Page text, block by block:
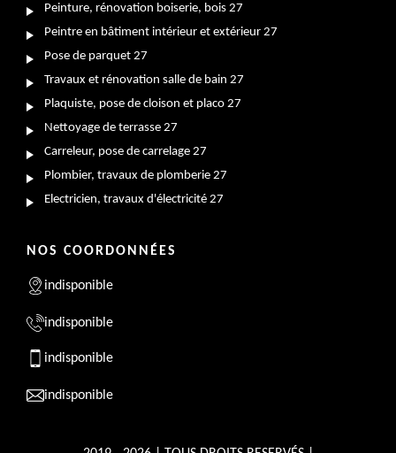
Peinture, rénovation boiserie, bois 27
Peintre en bâtiment intérieur et extérieur 27
Pose de parquet 27
Travaux et rénovation salle de bain 27
Plaquiste, pose de cloison et placo 27
Nettoyage de terrasse 27
Carreleur, pose de carrelage 27
Plombier, travaux de plomberie 27
Electricien, travaux d'électricité 27
NOS COORDONNÉES
indisponible
indisponible
indisponible
indisponible